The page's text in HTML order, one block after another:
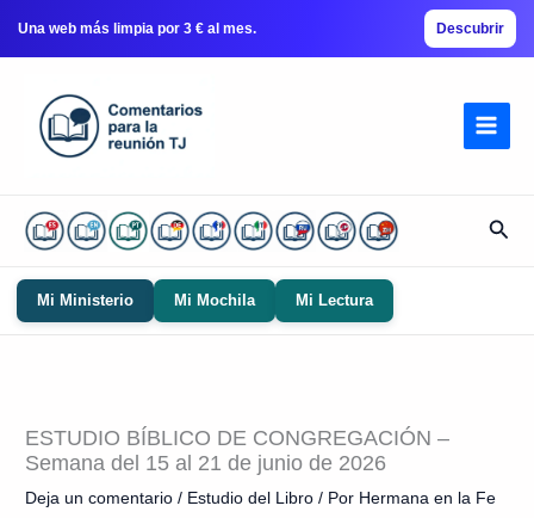
Una web más limpia por 3 € al mes. Descubrir
contenido
Mi Ministerio Mi Mochila Mi Lectura
ESTUDIO BÍBLICO DE CONGREGACIÓN –
Semana del 15 al 21 de junio de 2026
Deja un comentario / Estudio del Libro / Por Hermana en la Fe